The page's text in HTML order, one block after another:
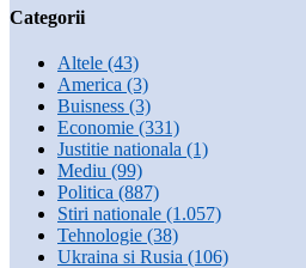
Categorii
Altele (43)
America (3)
Buisness (3)
Economie (331)
Justitie nationala (1)
Mediu (99)
Politica (887)
Stiri nationale (1.057)
Tehnologie (38)
Ukraina si Rusia (106)